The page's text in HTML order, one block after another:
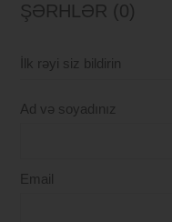
ŞƏRHLƏR (0)
İlk rəyi siz bildirin
Ad və soyadınız
Email